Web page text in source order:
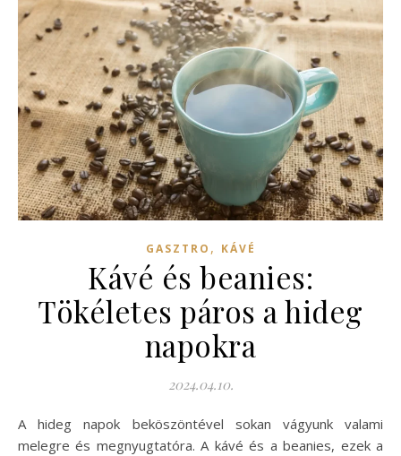
GASZTRO , KÁVÉ
Kávé és beanies:
Tökéletes páros a hideg
napokra
2024.04.10.
A hideg napok beköszöntével sokan vágyunk valami
melegre és megnyugtatóra. A kávé és a beanies, ezek a